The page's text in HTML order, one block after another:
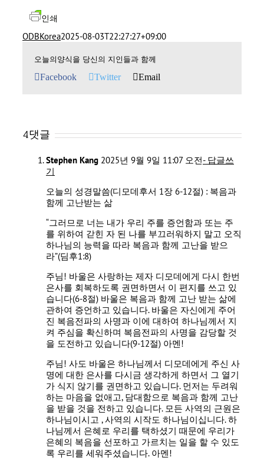
인쇄
ODBKorea2025-08-03T22:27:27+09:00
오늘의양식을 당신의 지인들과 함께
Facebook Twitter Email
4댓글
Stephen Kang 2025년 9월 9일 11:07 오전- 답글쓰
기
오늘의 성경말씀(디모데후서 1장 6-12절) : 복음과
함께 고난받는 삶
“그러므로 너는 내가 우리 주를 증언함과 또는 주
를 위하여 갇힌 자 된 나를 부끄러워하지 말고 오직
하나님의 능력을 따라 복음과 함께 고난을 받으
라”(딤후1:8)
주님! 바울은 사랑하는 제자 디모데에게 다시 한번
은사를 회복하도록 권면하면서 이 편지를 쓰고 있
습니다(6-8절) 바울은 복음과 함께 고난 받는 삶에
관하여 증언하고 있습니다. 바울은 자신에게 주어
진 복음전파의 사명과 이에 대하여 하나님께서 지
켜 주심을 확신하며 복음전파의 사명을 감당할 것
을 도전하고 있습니다(9-12절) 아멘!
주님! 사도 바울은 하나님께서 디모데에게 주신 사
명에 대한 은사를 다시금 생각하게 하면서 그 열기
가 식지 않기를 권면하고 있습니다. 먼저는 두려워
하는 마음을 없애고, 담대함으로 복음과 함께 고난
을 받을 것을 전하고 있습니다. 모든 사역의 근원은
하나님이시고 , 사역의 시작도 하나님이십니다. 하
나님께서 은혜로 우리를 택하셨기 때문에 우리가
은혜의 복음을 선포하고 가르치는 일을 할 수 있도
록 우리를 세워주셨습니다. 아멘!